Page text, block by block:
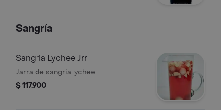
Sangría
Sangria Lychee Jrr
Jarra de sangria lychee.
$ 117.900